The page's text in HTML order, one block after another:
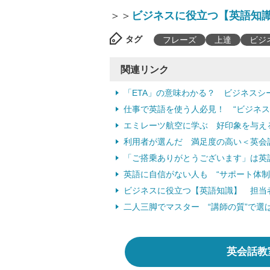
＞＞ ビジネスに役立つ【英語
タグ フレーズ 上達 ビジ
関連リンク
「ETA」の意味わかる？ ビジネス
仕事で英語を使う人必見！ “ビジネ
エミレーツ航空に学ぶ 好印象を与え
利用者が選んだ 満足度の高い＜英会
「ご搭乗ありがとうございます」は
英語に自信がない人も “サポート体
ビジネスに役立つ【英語知識】 担当
二人三脚でマスター “講師の質”で選
英会話